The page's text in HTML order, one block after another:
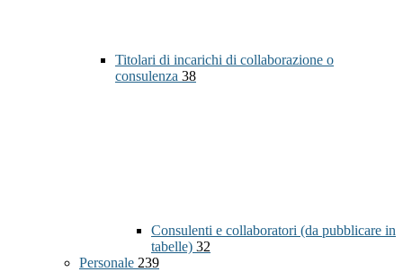
Titolari di incarichi di collaborazione o
consulenza 38
Consulenti e collaboratori (da pubblicare in
tabelle) 32
Personale 239